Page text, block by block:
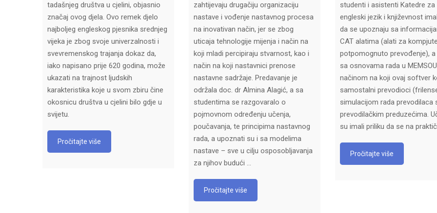
tadašnjeg društva u cjelini, objasnio
značaj ovog djela. Ovo remek djelo
najboljeg engleskog pjesnika srednjeg
vijeka je zbog svoje univerzalnosti i
svevremenskog trajanja dokaz da,
iako napisano prije 620 godina, može
ukazati na trajnost ljudskih
karakteristika koje u svom zbiru čine
okosnicu društva u cjelini bilo gdje u
svijetu.
Pročitajte više
zahtijevaju drugačiju organizaciju
nastave i vođenje nastavnog procesa
na inovativan način, jer se zbog
uticaja tehnologije mijenja i način na
koji mladi percipiraju stvarnost, kao i
način na koji nastavnici prenose
nastavne sadržaje. Predavanje je
održala doc. dr Almina Alagić, a sa
studentima se razgovaralo o
pojmovnom određenju učenja,
poučavanja, te principima nastavnog
rada, a upoznati su i sa modelima
nastave – sve u cilju osposobljavanja
za njihov budući …
Pročitajte više
studenti i asistenti Katedre za
engleski jezik i književnost
da se upoznaju sa
CAT alatima (alati za
potpomognuto prevođenje),
sa osnovama rada u
načinom na koji ovaj softver
samostalni prevodioci
simulacijom rada prevodilaca
prevodilačkim preduzećima.
su imali priliku da se na
Pročitajte više